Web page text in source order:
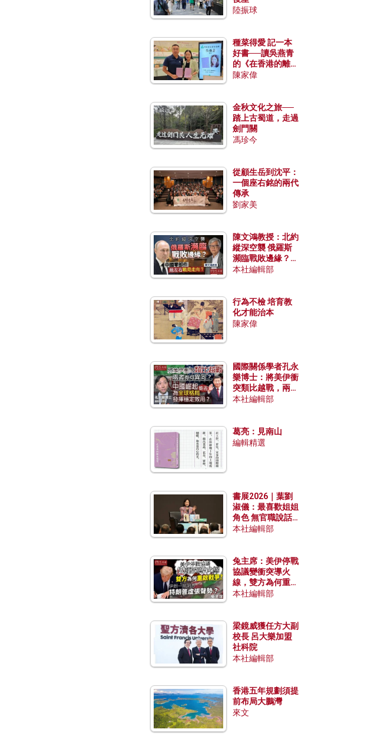
陸振球
種菜得愛 記一本
好書──讀吳燕青
的《在香港的離島
種菜》
陳家偉
金秋文化之旅──
踏上古蜀道，走過
劍門關
馮珍今
從顧生岳到沈平：
一個座右銘的兩代
傳承
劉家美
陳文鴻教授：北約
縱深空襲 俄羅斯
瀕臨戰敗邊緣？中
國零部件能左右戰
本社編輯部
行為不檢 培育教
化才能治本
陳家偉
國際關係學者孔永
樂博士：將美伊衝
突類比越戰，兩者
有何異同？中國崛
本社編輯部
葛亮：見南山
編輯精選
書展2026｜葉劉
淑儀：最喜歡姐姐
角色 無官職說話
包袱少
本社編輯部
兔主席：美伊停戰
協議變衝突導火
線，雙方為何重啟
戰爭？伊朗一早洞
本社編輯部
梁鏡威獲任方大副
校長 呂大樂加盟
社科院
本社編輯部
香港五年規劃須提
前布局大鵬灣
來文